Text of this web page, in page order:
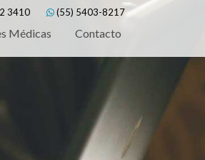
3410 (55) 5403-8217
Médicas Contacto